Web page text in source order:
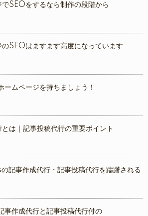
でSEOをするなら制作の段階から
のSEOはますます高度になっています
ームページを持ちましょう！
は｜記事投稿代行の重要ポイント
記事作成代行・記事投稿代行を躊躇される
事作成代行と記事投稿代行付の